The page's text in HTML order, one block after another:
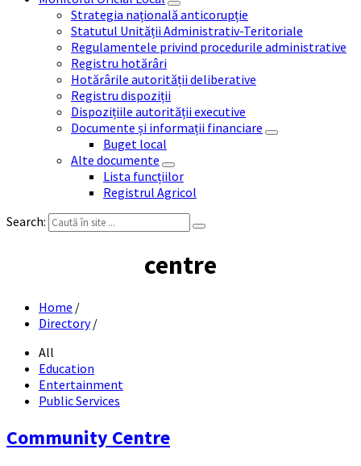
Strategia națională anticorupție
Statutul Unității Administrativ-Teritoriale
Regulamentele privind procedurile administrative
Registru hotărâri
Hotărârile autorității deliberative
Registru dispoziții
Dispozițiile autorității executive
Documente și informații financiare
Buget local
Alte documente
Lista funcțiilor
Registrul Agricol
Search:
centre
Home /
Directory /
All
Education
Entertainment
Public Services
Community Centre